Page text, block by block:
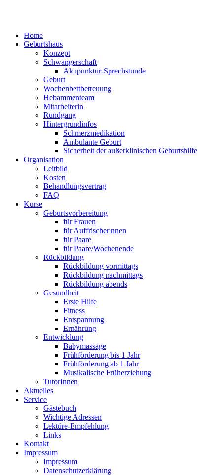
Home
Geburtshaus
Konzept
Schwangerschaft
Akupunktur-Sprechstunde
Geburt
Wochenbettbetreuung
Hebammenteam
Mitarbeiterin
Rundgang
Hintergrundinfos
Schmerzmedikation
Ambulante Geburt
Sicherheit der außerklinischen Geburtshilfe
Organisation
Leitbild
Kosten
Behandlungsvertrag
FAQ
Kurse
Geburtsvorbereitung
für Frauen
für Auffrischerinnen
für Paare
für Paare/Wochenende
Rückbildung
Rückbildung vormittags
Rückbildung nachmittags
Rückbildung abends
Gesundheit
Erste Hilfe
Fitness
Entspannung
Ernährung
Entwicklung
Babymassage
Frühförderung bis 1 Jahr
Frühförderung ab 1 Jahr
Musikalische Früherziehung
TutorInnen
Aktuelles
Service
Gästebuch
Wichtige Adressen
Lektüre-Empfehlung
Links
Kontakt
Impressum
Impressum
Datenschutzerklärung